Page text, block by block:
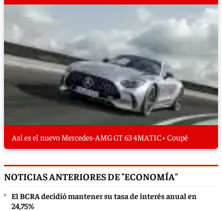
Así es el nuevo Mercedes-AMG GT 63 4MATIC+ Coupé
NOTICIAS ANTERIORES DE "ECONOMÍA"
El BCRA decidió mantener su tasa de interés anual en
24,75%